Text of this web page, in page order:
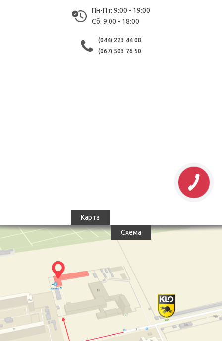
Пн-Пт: 9:00 - 19:00
Сб: 9:00 - 18:00
(044) 223 44 08
(067) 503 76 50
Карта
Схема